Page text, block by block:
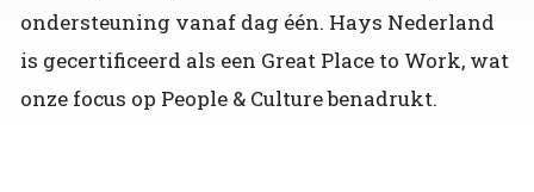
ondersteuning vanaf dag één. Hays Nederland
is gecertificeerd als een Great Place to Work, wat
onze focus op People & Culture benadrukt.